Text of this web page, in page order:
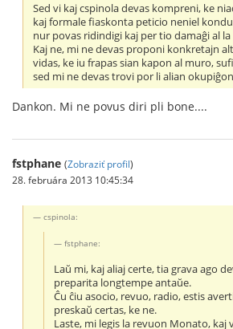
Sed vi kaj cspinola devas kompreni, ke
kaj formale fiaskonta peticio neniel
nur povas ridindigi kaj per tio damaĝi al la
Kaj ne, mi ne devas proponi konkretajn
vidas, ke iu frapas sian kapon al muro,
sed mi ne devas trovi por li alian
Dankon. Mi ne povus diri pli bone....
fstphane (Zobraziť profil)
28. februára 2013 10:45:34
cspinola:
fstphane:
Laŭ mi, kaj aliaj certe, tia grava ago
preparita longtempe antaŭe.
Ĉu ĉiu asocio, revuo, radio, estis
preskaŭ certas, ke ne.
Laste, mi legis la revuon Monato, kaj